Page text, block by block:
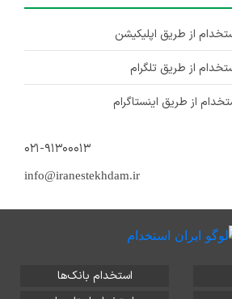
از طریق اپلیکیشن
از طریق تلگرام
از طریق اینستاگرام
۰۲۱-۹۱۳۰۰۰۱۳
info@iranestekhdam.ir
استخدام بانک‌ها